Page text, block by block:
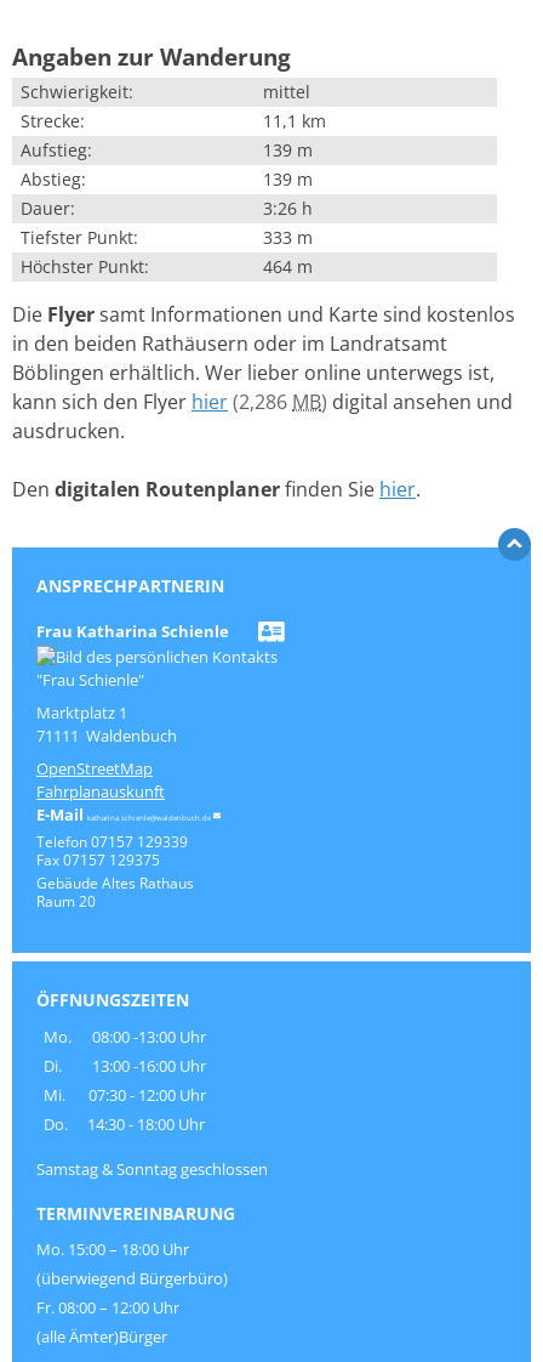
Angaben zur Wanderung
Schwierigkeit:
mittel
Strecke:
11,1 km
Aufstieg:
139 m
Abstieg:
139 m
Dauer:
3:26 h
Tiefster Punkt:
333 m
Höchster Punkt:
464 m
Die Flyersamt Informationen und Karte sind kostenlos
in den beiden Rathäusern oder im Landratsamt
Böblingen erhältlich. Wer lieber online unterwegs ist,
kann sich den Flyer hier(2,286 MB) digital ansehen und
ausdrucken.
Den digitalen Routenplanerfinden Sie hier.
ANSPRECHPARTNERIN
Frau Katharina Schienle
Marktplatz 1
71111 Waldenbuch
OpenStreetMap
Fahrplanauskunft
katharina.schienle@waldenbuch.de
Telefon 07157 129339
Fax 07157 129375
Gebäude Altes Rathaus
Raum20
ÖFFNUNGSZEITEN
Mo.
08:00 -13:00 Uhr
Di.
13:00 -16:00 Uhr
Mi.
07:30 - 12:00 Uhr
Do.
14:30 - 18:00 Uhr
Samstag & Sonntag geschlossen
TERMINVEREINBARUNG
Mo. 15:00 – 18:00 Uhr
(überwiegend Bürgerbüro)
Fr. 08:00 – 12:00 Uhr
(alle Ämter)Bürger